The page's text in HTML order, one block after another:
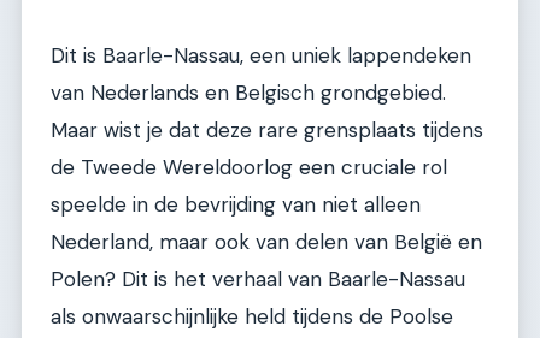
Dit is Baarle-Nassau, een uniek lappendeken
van Nederlands en Belgisch grondgebied.
Maar wist je dat deze rare grensplaats tijdens
de Tweede Wereldoorlog een cruciale rol
speelde in de bevrijding van niet alleen
Nederland, maar ook van delen van België en
Polen? Dit is het verhaal van Baarle-Nassau
als onwaarschijnlijke held tijdens de Poolse